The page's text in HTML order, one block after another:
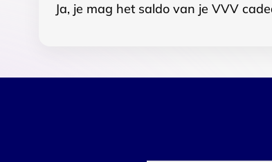
Ja, je mag het saldo van je VVV